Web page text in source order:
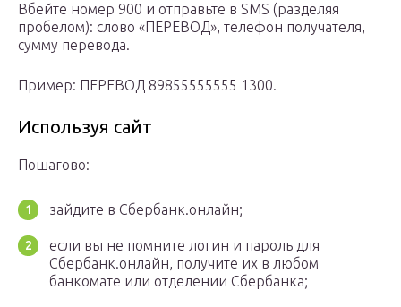
Вбейте номер 900 и отправьте в SMS (разделяя
пробелом): слово «ПЕРЕВОД», телефон получателя,
сумму перевода.
Пример: ПЕРЕВОД 89855555555 1300.
Используя сайт
Пошагово:
зайдите в Сбербанк.онлайн;
если вы не помните логин и пароль для
Сбербанк.онлайн, получите их в любом
банкомате или отделении Сбербанка;